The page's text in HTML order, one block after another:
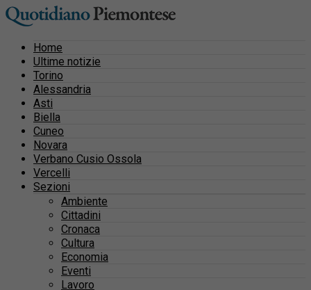
Home
Ultime notizie
Torino
Alessandria
Asti
Biella
Cuneo
Novara
Verbano Cusio Ossola
Vercelli
Sezioni
Ambiente
Cittadini
Cronaca
Cultura
Economia
Eventi
Lavoro